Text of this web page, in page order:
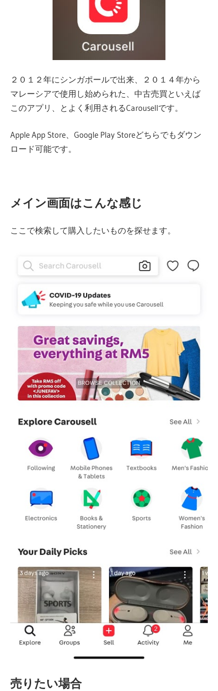
２０１２年にシンガポールで出来、２０１４年から
マレーシアで使用し始められた、中古売買といえば
このアプリ、とよく利用されるCarousellです。
Apple App Store、Google Play Storeどちらでもダウン
ロード可能です。
メイン画面はこんな感じ
ここで検索して購入したいものを探せます。
売りたい場合